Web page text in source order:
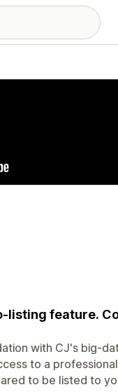
listing feature.
with CJ's big-
to a
to be listed to